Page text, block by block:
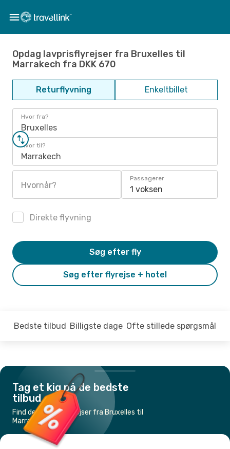
Opdag lavprisflyrejser fra Bruxelles til
Marrakech fra DKK 670
Returflyvning Enkeltbillet
Hvor fra?
Bruxelles
Hvor til?
Marrakech
Hvornår?
Passagerer
1 voksen
Direkte flyvning
Søg efter flyrejse + hotel
Søg efter fly
Bedste tilbud Billigste dage Ofte stillede spørgsmål
Tag et kig på de bedste
tilbud
Find de billigste flyrejser fra Bruxelles til
Marrakech